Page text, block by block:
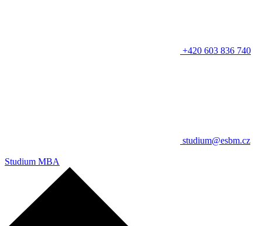
+420 603 836 740
studium@esbm.cz
Studium MBA